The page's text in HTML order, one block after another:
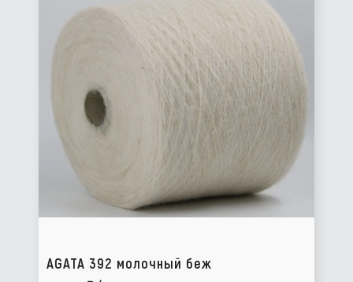
AGATA 392 молочный беж